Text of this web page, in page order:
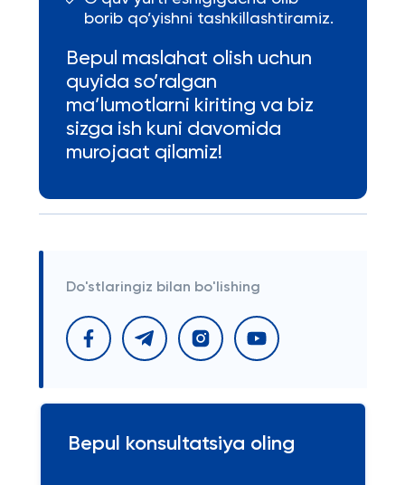
borib qo’yishni tashkillashtiramiz.
Bepul maslahat olish uchun
quyida so’ralgan
ma’lumotlarni kiriting va biz
sizga ish kuni davomida
murojaat qilamiz!
Do'stlaringiz bilan bo'lishing
Bepul konsultatsiya oling